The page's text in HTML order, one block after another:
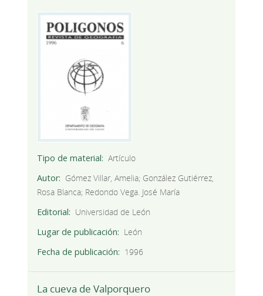
Tipo de material
Artículo
Autor
Gómez Villar, Amelia; González Gutiérrez,
Rosa Blanca; Redondo Vega. José María
Editorial
Universidad de León
Lugar de publicación
León
Fecha de publicación
1996
La cueva de Valporquero